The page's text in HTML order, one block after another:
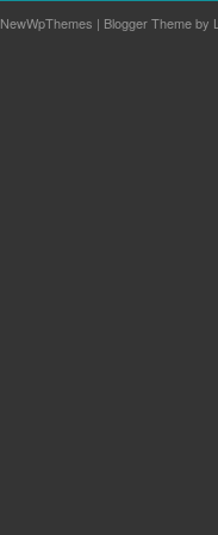
NewWpThemes | Blogger Theme by